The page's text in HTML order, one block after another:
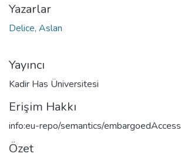
Yazarlar
Delice, Aslan
Yayıncı
Kadir Has Üniversitesi
Erişim Hakkı
info:eu-repo/semantics/embargoedAccess
Özet